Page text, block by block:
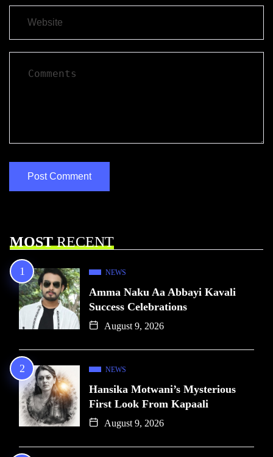
MOSTRECENT
NEWS
Amma Naku Aa Abbayi Kavali
Success Celebrations
August 9, 2026
NEWS
Hansika Motwani’s Mysterious
First Look From Kapaali
August 9, 2026